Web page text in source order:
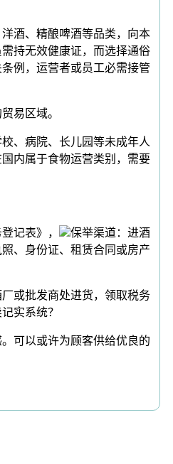
酒、精酿啤酒等品类，向本
持无效健康证，而选择通俗
例，运营者或员工必需接管
易区域。
、病院、长儿园等未成年人
内属于食物运营类别，需要
记表》，
保举渠道：进酒
、身份证、租赁合同或房产
或批发商处进货，领取税务
实系统？
可以或许为顾客供给优良的